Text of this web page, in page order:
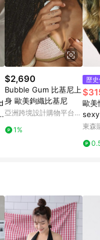
使用東森購物
透金、東森現金
ETMall之結帳頁面
饋點數」機制(特
同一商品不論件數
回饋機制為準。
新會有時間差，
物ETMall銷售網
議，請務必於訂單
180天(含)以上進
限指定商品使
商品與使用條件
$2,690
Bubble Gum 比基尼上
身 歐美鉤織比基尼
亞洲跨境設計購物平台
1%
歷
歐美
ss
東森